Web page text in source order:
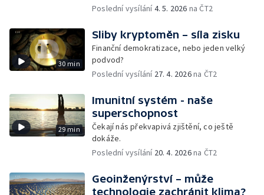
Poslední vysílání4. 5. 2026 na ČT2
30 min
Sliby kryptoměn – síla zisku
Finanční demokratizace, nebo jeden velký
podvod?
Poslední vysílání 27. 4. 2026na ČT2
29 min
Imunitní systém - naše
superschopnost
Čekají nás překvapivá zjištění, co ještě
dokáže.
Poslední vysílání 20. 4. 2026na ČT2
Geoinženýrství – může
technologie zachránit klima?